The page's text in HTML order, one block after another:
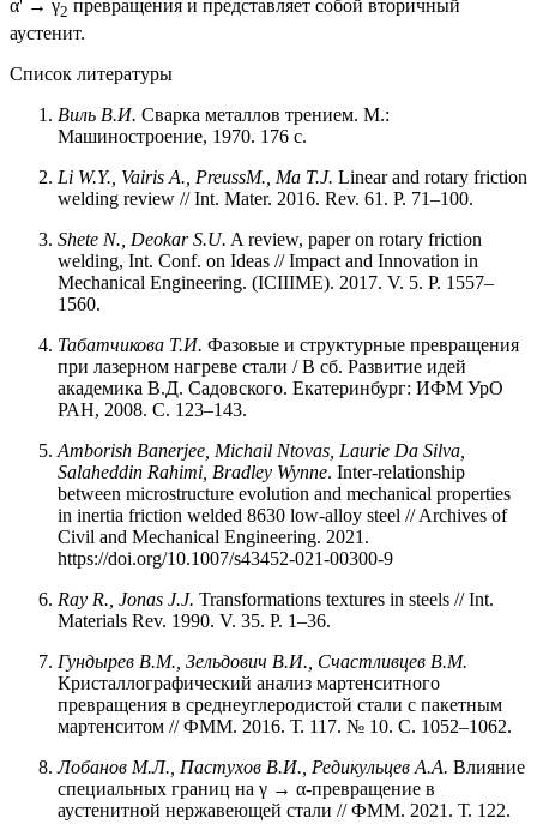
α' → γ2 превращения и представляет собой вторичный
аустенит.
Список литературы
Виль В.И. Сварка металлов трением. М.:
Машиностроение, 1970. 176 с.
Li W.Y., Vairis A., PreussM., Ma T.J. Linear and rotary friction
welding review // Int. Mater. 2016. Rev. 61. P. 71–100.
Shete N., Deokar S.U. A review, paper on rotary friction
welding, Int. Conf. on Ideas // Impact and Innovation in
Mechanical Engineering. (ICIIIME). 2017. V. 5. P. 1557–
1560.
Табатчикова Т.И. Фазовые и структурные превращения
при лазерном нагреве стали / В сб. Развитие идей
академика В.Д. Садовского. Екатеринбург: ИФМ УрО
РАН, 2008. С. 123–143.
Amborish Banerjee, Michail Ntovas, Laurie Da Silva,
Salaheddin Rahimi, Bradley Wynne. Inter‑relationship
between microstructure evolution and mechanical properties
in inertia friction welded 8630 low‑alloy steel // Archives of
Civil and Mechanical Engineering. 2021.
https://doi.org/10.1007/s43452-021-00300-9
Ray R., Jonas J.J. Transformations textures in steels // Int.
Materials Rev. 1990. V. 35. P. 1–36.
Гундырев В.М., Зельдович В.И., Счастливцев В.М.
Кристаллографический анализ мартенситного
превращения в среднеуглеродистой стали с пакетным
мартенситом // ФММ. 2016. Т. 117. № 10. С. 1052–1062.
Лобанов М.Л., Пастухов В.И., Редикульцев А.А. Влияние
специальных границ на γ → α-превращение в
аустенитной нержавеющей стали // ФММ. 2021. Т. 122.